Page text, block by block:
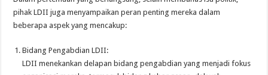
pihak LDII juga menyampaikan peran penting mereka dalam
beberapa aspek yang mencakup:
Bidang Pengabdian LDII:
LDII menekankan delapan bidang pengabdian yang menjadi fokus